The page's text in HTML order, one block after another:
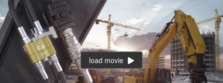
load movie